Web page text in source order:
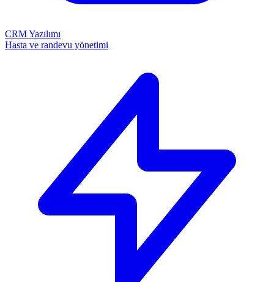
CRM Yazılımı
Hasta ve randevu yönetimi